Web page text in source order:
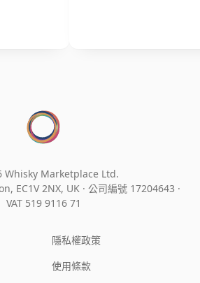
Whisky Marketplace Ltd.
EC1V 2NX, UK · 公司編號 17204643 ·
VAT 519 9116 71
隱私權政策
使用條款